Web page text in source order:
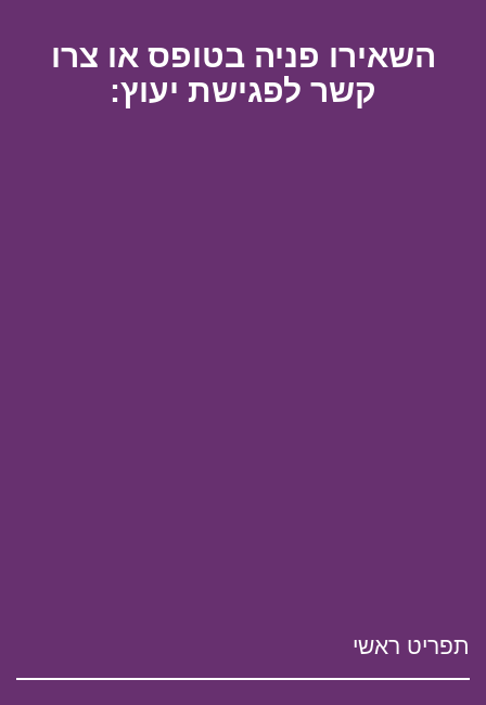
השאירו פניה בטופס או צרו
קשר לפגישת יעוץ:
תפריט ראשי